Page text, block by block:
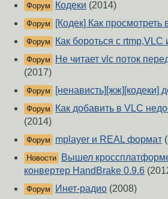
Форум Кодеки (2014)
Форум [Кодек] Как просмотреть
Форум Как бороться с rtmp,VLC
Форум
Не читает vlc поток
(2017)
Форум [ненависть][жж][кодеки]
Форум
Как добавить в VLC
(2014)
Форум mplayer и REAL формат
Новости
Вышел
конвертер HandBrake 0.9.6
Форум Инет-радио (2008)